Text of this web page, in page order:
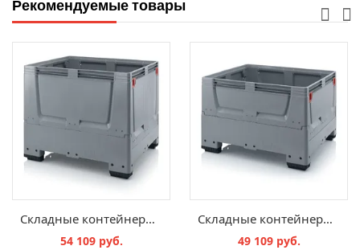
Рекомендуемые товары
Складные контейнеры Bigbox закрытые KLG 1210
54 109 руб.
Складные контейнеры Bigbox закрытые KSG 1210
49 109 руб.